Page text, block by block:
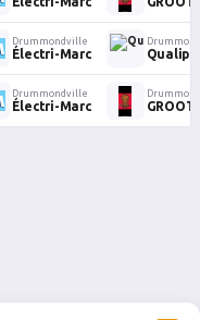
Drummondville
Électri-Marc
Drummondville
Électri-Marc GROOT